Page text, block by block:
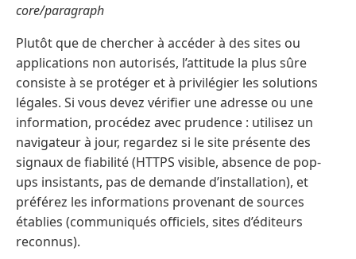
core/paragraph
Plutôt que de chercher à accéder à des sites ou
applications non autorisés, l’attitude la plus sûre
consiste à se protéger et à privilégier les solutions
légales. Si vous devez vérifier une adresse ou une
information, procédez avec prudence : utilisez un
navigateur à jour, regardez si le site présente des
signaux de fiabilité (HTTPS visible, absence de pop-
ups insistants, pas de demande d’installation), et
préférez les informations provenant de sources
établies (communiqués officiels, sites d’éditeurs
reconnus).